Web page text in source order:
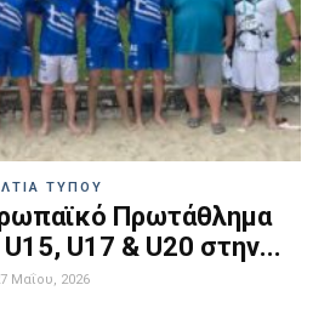
ΤΥΠΟΥ
Πρωτάθλημα
U17 & U20 στην...
Μαΐου, 2026